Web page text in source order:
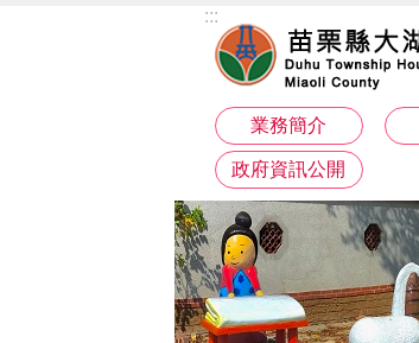
:::
業務簡介
政府資訊公開